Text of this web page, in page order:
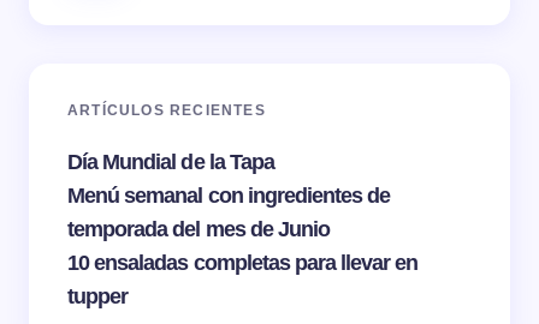
ARTÍCULOS RECIENTES
Día Mundial de la Tapa
Menú semanal con ingredientes de
temporada del mes de Junio
10 ensaladas completas para llevar en
tupper